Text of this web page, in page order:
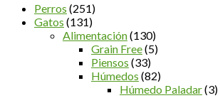
Perros (251)
Gatos (131)
Alimentación(130)
Grain Free(5)
Piensos (33)
Húmedos (82)
Húmedo Paladar(3)